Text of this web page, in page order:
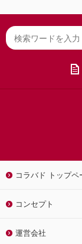
コラバド トップペ
コンセプト
運営会社